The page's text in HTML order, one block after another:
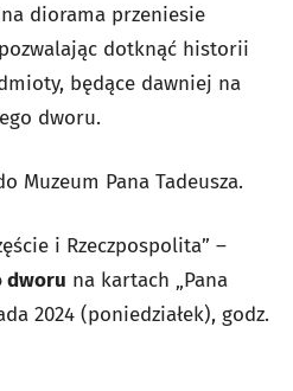
diorama przeniesie
dotknąć historii
będące dawniej na
dworu.
Muzeum Pana Tadeusza.
i Rzeczpospolita” –
dworu na kartach „Pana
2024 (poniedziałek), godz.